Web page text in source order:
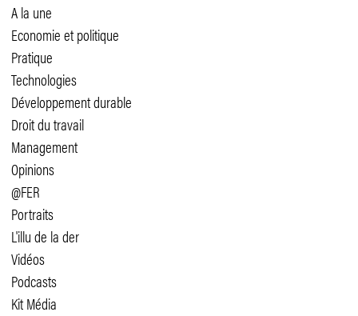
A la une
Economie et politique
Pratique
Technologies
Développement durable
Droit du travail
Management
Opinions
@FER
Portraits
L'illu de la der
Vidéos
Podcasts
Kit Média